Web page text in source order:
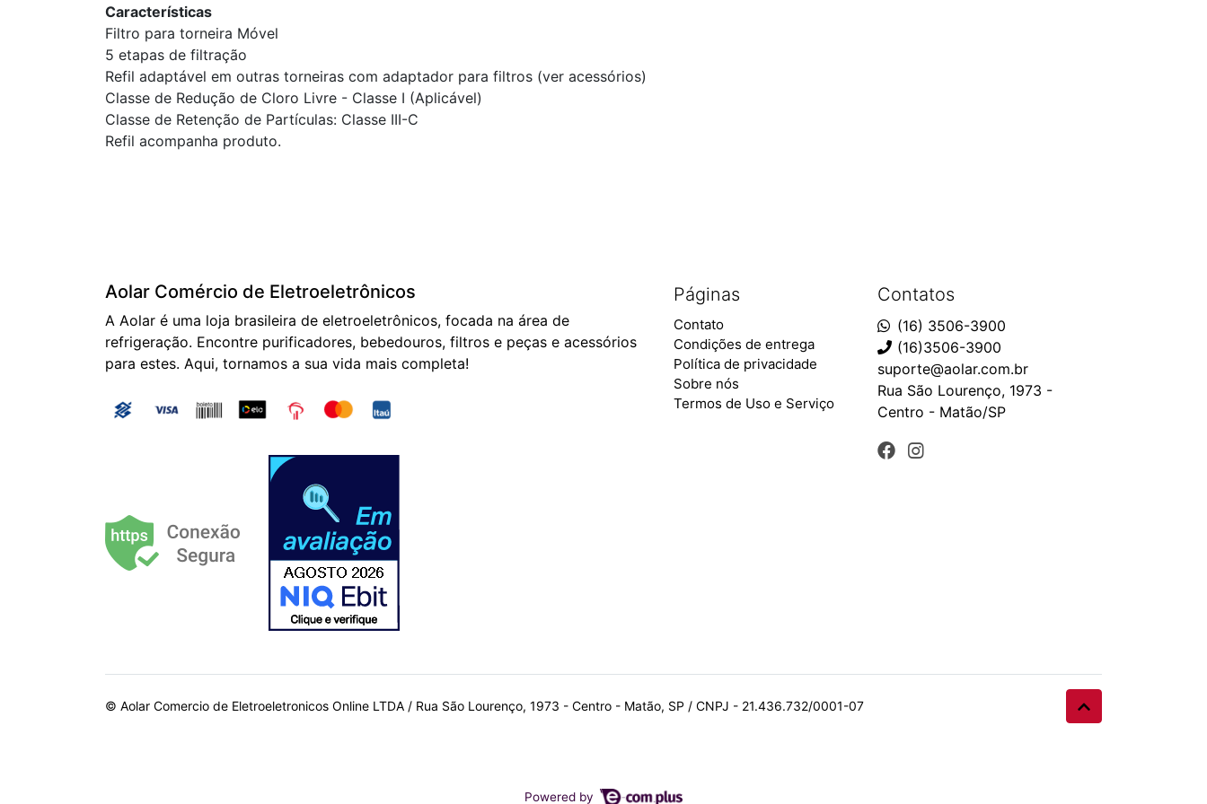
Características
Filtro para torneira Móvel
5 etapas de filtração
Refil adaptável em outras torneiras com adaptador para filtros (ver acessórios)
Classe de Redução de Cloro Livre - Classe I (Aplicável)
Classe de Retenção de Partículas: Classe III-C
Refil acompanha produto.
Contatos
(16) 3506-3900
(16)3506-3900
suporte@aolar.com.br
Rua São Lourenço, 1973 -
Centro - Matão/SP
Páginas
Contato
Condições de entrega
Política de privacidade
Sobre nós
Termos de Uso e Serviço
Aolar Comércio de Eletroeletrônicos
A Aolar é uma loja brasileira de eletroeletrônicos, focada na área de
refrigeração. Encontre purificadores, bebedouros, filtros e peças e acessórios
para estes. Aqui, tornamos a sua vida mais completa!
© Aolar Comercio de Eletroeletronicos Online LTDA / Rua São Lourenço, 1973 - Centro - Matão, SP / CNPJ - 21.436.732/0001-07
Powered by